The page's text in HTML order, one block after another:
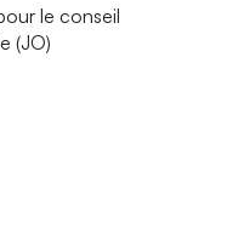
le conseil
(JO)